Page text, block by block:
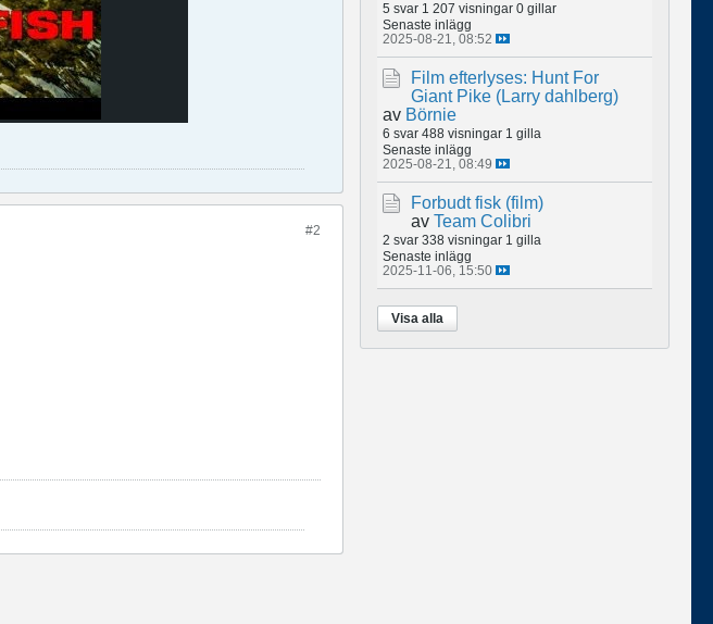
#2
5 svar 1 207 visningar 0 gillar
Senaste inlägg
2025-08-21, 08:52
Film efterlyses: Hunt For
Giant Pike (Larry dahlberg)
av Börnie
6 svar 488 visningar 1 gilla
Senaste inlägg
2025-08-21, 08:49
Forbudt fisk (film)
av Team Colibri
2 svar 338 visningar 1 gilla
Senaste inlägg
2025-11-06, 15:50
Visa alla